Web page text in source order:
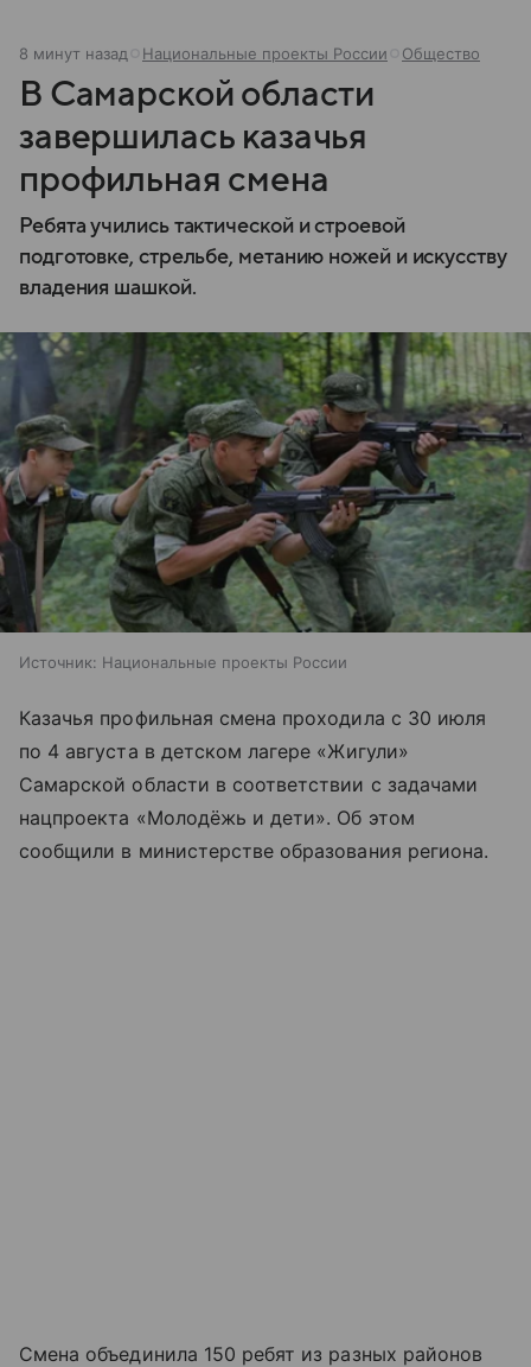
8 минут назад Национальные проекты России Общество
В Самарской области
завершилась казачья
профильная смена
Ребята учились тактической и строевой
подготовке, стрельбе, метанию ножей и искусству
владения шашкой.
Источник: Национальные проекты России
Казачья профильная смена проходила с 30 июля
по 4 августа в детском лагере «Жигули»
Самарской области в соответствии с задачами
нацпроекта «Молодёжь и дети». Об этом
сообщили в министерстве образования региона.
Смена объединила 150 ребят из разных районов